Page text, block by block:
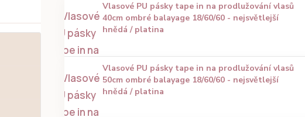
Vlasové PU pásky tape in na prodlužování vlasů
40cm ombré balayage 18/60/60 - nejsvětlejší
hnědá / platina
Vlasové PU pásky tape in na prodlužování vlasů
50cm ombré balayage 18/60/60 - nejsvětlejší
hnědá / platina